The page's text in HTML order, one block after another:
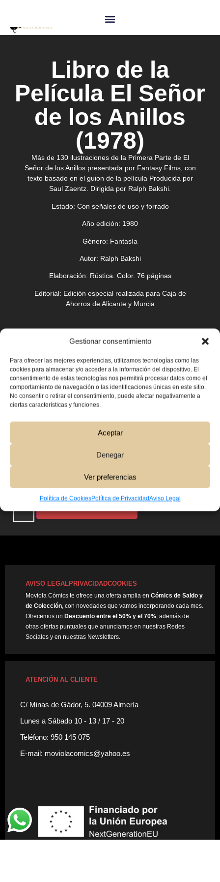
Gestionar consentimiento
Para ofrecer las mejores experiencias, utilizamos tecnologías como las
cookies para almacenar y/o acceder a la información del dispositivo. El
consentimiento de estas tecnologías nos permitirá procesar datos como el
comportamiento de navegación o las identificaciones únicas en este sitio.
No consentir o retirar el consentimiento, puede afectar negativamente a
ciertas características y funciones.
Aceptar
Denegar
Ver preferencias
Política de CookiesPolítica de PrivacidadAviso Legal
Libro de la
Película El Señor
de los Anillos
(1978)
Más de 130 ilustraciones de la Primera Parte de El
Señor de los Anillos presentada por Fantasy Films, con
texto basado en el guion de la película Producida por
Saul Zaentz. Dirigida por Ralph Bakshi.
Estado: Con señales de uso y forrado
Año edición: 1980
Género: Fantasía
Autor: Ralph Bakshi
Elaboración: Rústica. Color. 76 páginas
Editorial: Edición especial realizada para Caja de
Ahorros de Alicante y Murcia
15,00
AVISO LEGALPRIVACIDADCOOKIES
Moviola Cómics te ofrece una oferta amplia en Cómics de Saldo y
de Colección , con novedades que vamos incorporando cada mes.
Ofrecemos un Descuento entre el 50% y el 70% , además de
otras ofertas puntuales que anunciamos en nuestras Redes
Sociales y en nuestras Newsletters.
ATENCIÓN AL CLIENTE
C/ Minas de Gádor, 5. 04009 Almería
Lunes a Sábado 10 - 13 / 17 - 20
Teléfono: 950 145 075
E-mail: moviolacomics@yahoo.es